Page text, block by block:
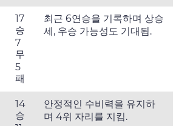
17
승
7
무
5
패
최근 6연승을 기록하며 상승
세, 우승 가능성도 기대됨.
14
승
안정적인 수비력을 유지하
며 4위 자리를 지킴.